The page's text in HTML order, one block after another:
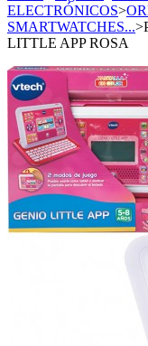
ELECTRÓNICOS>
SMARTWATCHES...>
LITTLE APP ROSA